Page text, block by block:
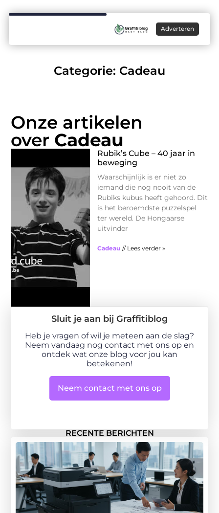
Adverteren
Categorie: Cadeau
Onze artikelen
over Cadeau
Rubik’s Cube – 40 jaar in
beweging
Waarschijnlijk is er niet zo
iemand die nog nooit van de
Rubiks kubus heeft gehoord. Dit
is het beroemdste puzzelspel
ter wereld. De Hongaarse
uitvinder
Cadeau // Lees verder »
RECENTE BERICHTEN
Sluit je aan bij Graffitiblog
Heb je vragen of wil je meteen aan de slag?
Neem vandaag nog contact met ons op en
ontdek wat onze blog voor jou kan
betekenen!
Neem contact met ons op